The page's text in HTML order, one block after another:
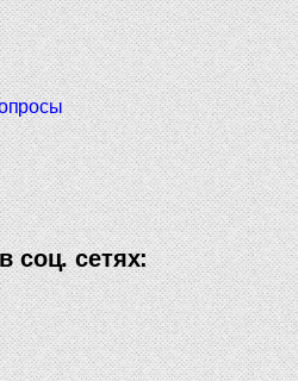
соц. сетях: